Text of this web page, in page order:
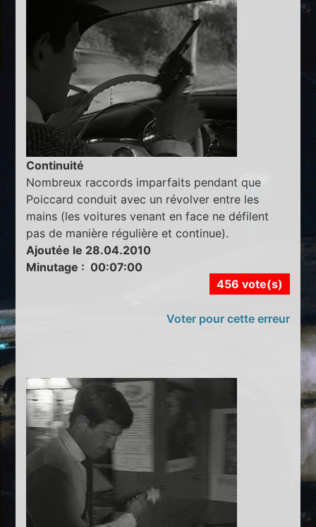
Continuité
Nombreux raccords imparfaits pendant que
Poiccard conduit avec un révolver entre les
mains (les voitures venant en face ne défilent
pas de manière régulière et continue).
Ajoutée le 28.04.2010
Minutage : 00:07:00
456 vote(s)
Voter pour cette erreur